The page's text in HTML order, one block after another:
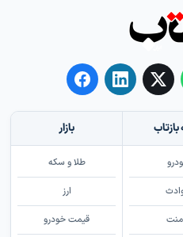
بازار
طلا و سکه
ارز
قیمت خودرو